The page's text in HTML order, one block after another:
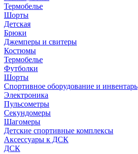
Термобелье
Шорты
Детская
Брюки
Джемперы и свитеры
Костюмы
Термобелье
Футболки
Шорты
Спортивное оборудование и инвентарь
Электроника
Пульсометры
Секундомеры
Шагомеры
Детские спортивные комплексы
Аксессуары к ДСК
ДСК